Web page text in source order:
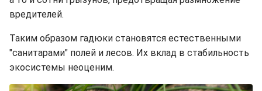
вредителей.
Таким образом гадюки становятся естественными
"санитарами" полей и лесов. Их вклад в стабильность
экосистемы неоценим.